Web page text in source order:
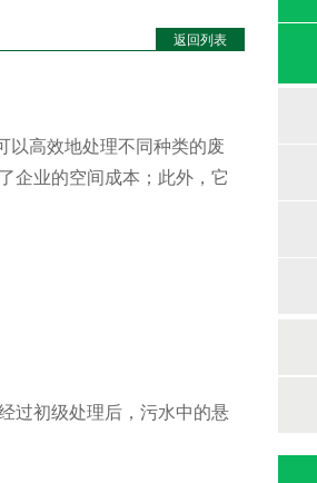
返回列表
以高效地处理不同种类的废
企业的空间成本；此外，它
过初级处理后，污水中的悬